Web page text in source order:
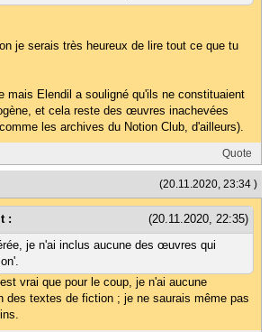
je serais très heureux de lire tout ce que tu
mais Elendil a souligné qu'ils ne constituaient
et cela reste des œuvres inachevées
les archives du Notion Club, d'ailleurs).
Quote
(20.11.2020, 23:34 )
(20.11.2020, 22:35)
:
je n'ai inclus aucune des œuvres qui
vrai que pour le coup, je n'ai aucune
des textes de fiction ; je ne saurais même pas